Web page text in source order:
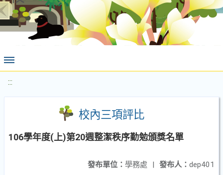
:::
校內三項評比
106學年度(上)第20週整潔秩序勤勉頒獎名單
發布人： dep401
發布單位： 學務處 |